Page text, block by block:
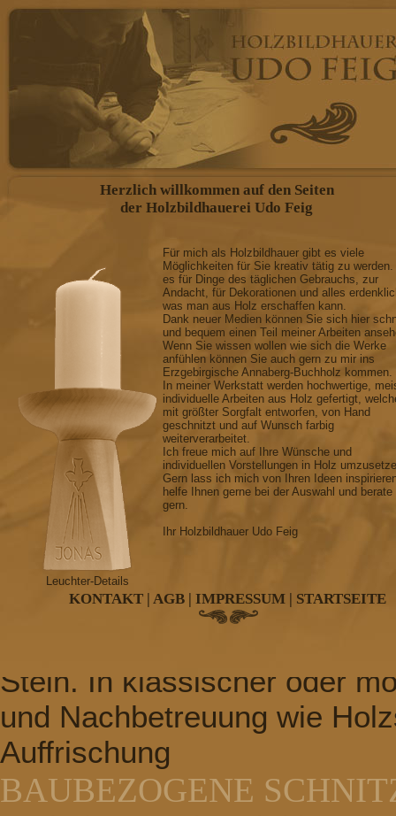
FIGÜRLICHE
individuelle Anfertigung
Engel, Bergmänner,
Figuren anderer Art als
GESCHNITZTE
mit oder ohne
anderer Art
RELIEFARBEITEN
Wappen, dekorativer
und anderen Mobiliar,
nach Ihren Wunsch
SAKRALE
Kreuz, Kruzifix, Krippen,
Konfirmationsleuchter,
GRABMALGESTALTUNG
Grabkreuze, Grabtafeln,
Stein. In klassischer oder
und Nachbetreuung wie
Auffrischung
BAUBEZOGENE
Herzlich willkommen auf den Seiten
der Holzbildhauerei Udo Feig
Leuchter-Details
Für mich als Holzbildhauer gibt es viele
Möglichkeiten für Sie kreativ tätig zu
es für Dinge des täglichen Gebrauchs, zur
Andacht, für Dekorationen und alles
was man aus Holz erschaffen kann.
Dank neuer Medien können Sie sich hier
und bequem einen Teil meiner Arbeiten
Wenn Sie wissen wollen wie sich die Werke
anfühlen können Sie auch gern zu mir ins
Erzgebirgische Annaberg-Buchholz kommen.
In meiner Werkstatt werden hochwertige,
individuelle Arbeiten aus Holz gefertigt,
mit größter Sorgfalt entworfen, von Hand
geschnitzt und auf Wunsch farbig
weiterverarbeitet.
Ich freue mich auf Ihre Wünsche und
individuellen Vorstellungen in Holz
Gern lass ich mich von Ihren Ideen
helfe Ihnen gerne bei der Auswahl und berate
gern.
Ihr Holzbildhauer Udo Feig
KONTAKT | AGB | IMPRESSUM | STARTSEITE